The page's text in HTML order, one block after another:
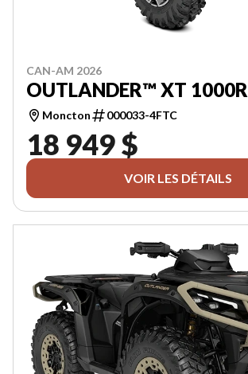
CAN-AM 2026
OUTLANDER™ XT 1000R
Moncton 000033-4FTC
18 949 $
VOIR LES DÉTAILS